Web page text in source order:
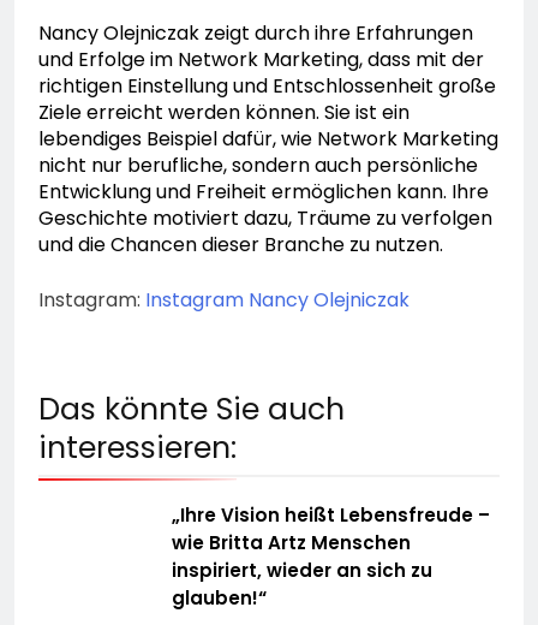
Nancy Olejniczak zeigt durch ihre Erfahrungen
und Erfolge im Network Marketing, dass mit der
richtigen Einstellung und Entschlossenheit große
Ziele erreicht werden können. Sie ist ein
lebendiges Beispiel dafür, wie Network Marketing
nicht nur berufliche, sondern auch persönliche
Entwicklung und Freiheit ermöglichen kann. Ihre
Geschichte motiviert dazu, Träume zu verfolgen
und die Chancen dieser Branche zu nutzen.
Instagram: Instagram Nancy Olejniczak
Das könnte Sie auch
interessieren:
„Ihre Vision heißt Lebensfreude –
wie Britta Artz Menschen
inspiriert, wieder an sich zu
glauben!“